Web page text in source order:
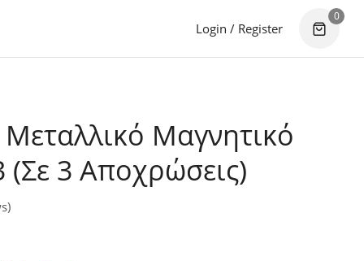
Login / Register
0
Μαγνητικό
3 Αποχρώσεις)